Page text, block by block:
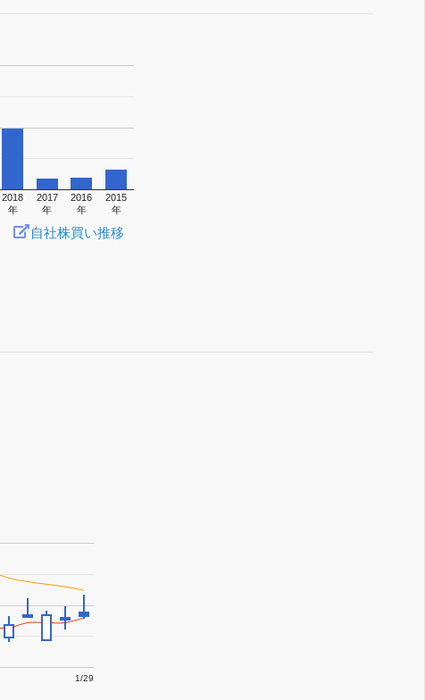
2018
年
2017
年
2016
年
2015
年
自社株買い推移
1/29